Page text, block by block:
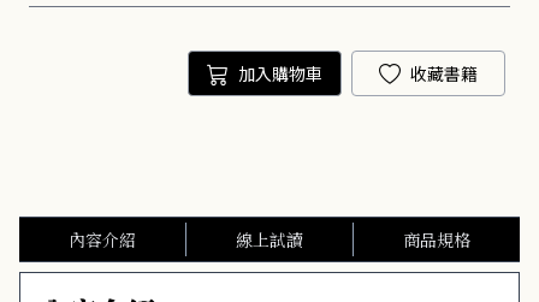
加入購物車 收藏書籍
內容介紹 線上試讀 商品規格